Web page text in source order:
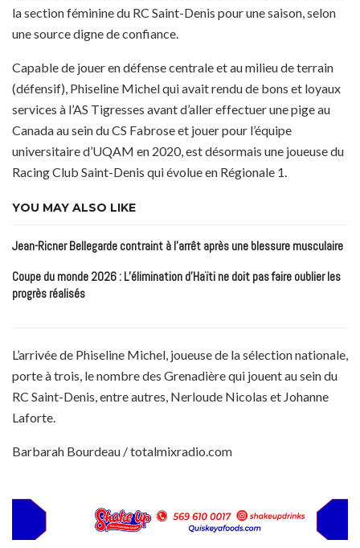
la section féminine du RC Saint-Denis pour une saison, selon
une source digne de confiance.
Capable de jouer en défense centrale et au milieu de terrain
(défensif), Phiseline Michel qui avait rendu de bons et loyaux
services à l’AS Tigresses avant d’aller effectuer une pige au
Canada au sein du CS Fabrose et jouer pour l’équipe
universitaire d’UQAM en 2020, est désormais une joueuse du
Racing Club Saint-Denis qui évolue en Régionale 1.
YOU MAY ALSO LIKE
Jean-Ricner Bellegarde contraint à l’arrêt après une blessure musculaire
Coupe du monde 2026 : L’élimination d’Haïti ne doit pas faire oublier les
progrès réalisés
L’arrivée de Phiseline Michel, joueuse de la sélection nationale,
porte à trois, le nombre des Grenadière qui jouent au sein du
RC Saint-Denis, entre autres, Nerloude Nicolas et Johanne
Laforte.
Barbarah Bourdeau / totalmixradio.com